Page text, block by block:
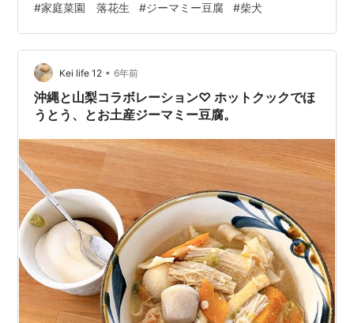
の種は逆に水に浮いたのを取って保管中） 二粒づつ 埋め
込みました おおまさり×22ポット 黒落花生×８ポット 新
聞紙をかけて・・ 不織布をかぶせた(^o^) 雨が降り続き
蒸れてきたので不織布を外し 黒い苗を入れるかごを逆さ
にして被せて置いたところ 片方のかごが外れて…
#家庭菜園 落花生 #ジーマミー豆腐 #柴犬
Kei life 12 • 6年前
沖縄と山梨コラボレーション♡ ホットクックでほ
うとう、とお土産ジーマミー豆腐。